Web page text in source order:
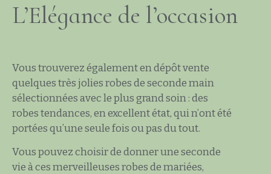
L’Elégance de l’occasion
Vous trouverez également en dépôt vente
quelques très jolies robes de seconde main
sélectionnées avec le plus grand soin : des
robes tendances, en excellent état, qui n’ont été
portées qu’une seule fois ou pas du tout.
Vous pouvez choisir de donner une seconde
vie à ces merveilleuses robes de mariées,